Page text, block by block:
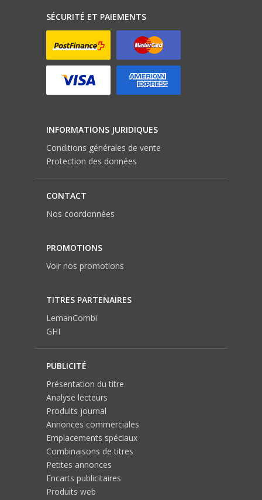
SÉCURITÉ ET PAIEMENTS
INFORMATIONS JURIDIQUES
Conditions générales de vente
Protection des données
CONTACT
Nos coordonnées
PROMOTIONS
Voir nos promotions
TITRES PARTENAIRES
LemanCombi
GHI
PUBLICITÉ
Présentation du titre
Analyse lecteurs
Produits journal
Annonces commerciales
Emplacements spéciaux
Combinaisons de titres
Petites annonces
Encarts publicitaires
Produits web